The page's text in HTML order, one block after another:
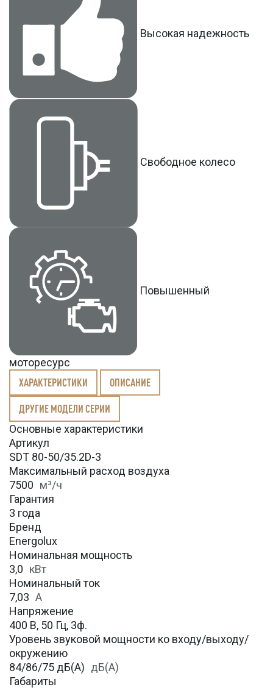
Высокая надежность
Свободное колесо
Повышенный
моторесурс
ХАРАКТЕРИСТИКИ ОПИСАНИЕ
ДРУГИЕ МОДЕЛИ СЕРИИ
Основные характеристики
Артикул
SDT 80-50/35.2D-3
Максимальный расход воздуха
7500 м³/ч
Гарантия
3 года
Бренд
Energolux
Номинальная мощность
3,0 кВт
Номинальный ток
7,03 А
Напряжение
400 В, 50 Гц, 3ф.
Уровень звуковой мощности ко входу/выходу/
окружению
84/86/75 дБ(А) дБ(А)
Габариты